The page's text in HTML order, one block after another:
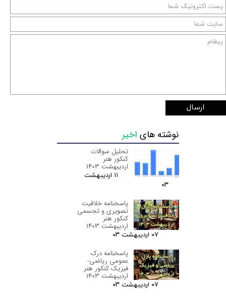
ارسال
نوشته های اخیر
تحلیل سوالات
کنکور هنر
اردیبهشت 1403
۱۱ اردیبهشت
۰۳
پاسخنامه خلاقیت
تصویری و تجسمی
کنکور هنر
اردیبهشت 1403
۰۷ اردیبهشت ۰۳
پاسخنامه درک
عمومی ریاضی-
فیزیک کنکور هنر
اردیبهشت 1403
۰۷ اردیبهشت ۰۳